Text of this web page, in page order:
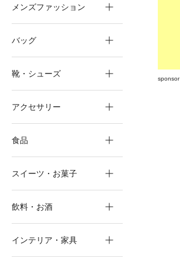
sponsor
メンズファッション
バッグ
靴・シューズ
アクセサリー
食品
スイーツ・お菓子
飲料・お酒
インテリア・家具